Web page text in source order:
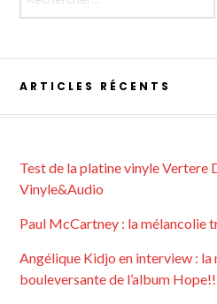
ARTICLES RÉCENTS
Test de la platine vinyle Vertere
Vinyle&Audio
Paul McCartney : la mélancolie
Angélique Kidjo en interview : la
bouleversante de l’album Hope!!